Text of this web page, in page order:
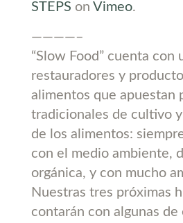
STEPS on Vimeo.
————–
“Slow Food” cuenta con
restauradores y
alimentos que apuestan
tradicionales de cultivo
de los alimentos:
con el medio ambiente,
orgánica, y con mucho
Nuestras tres próximas
contarán con algunas de